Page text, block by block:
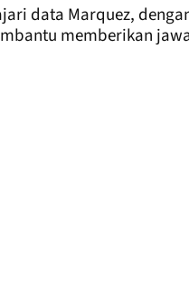
data Marquez,
memberikan